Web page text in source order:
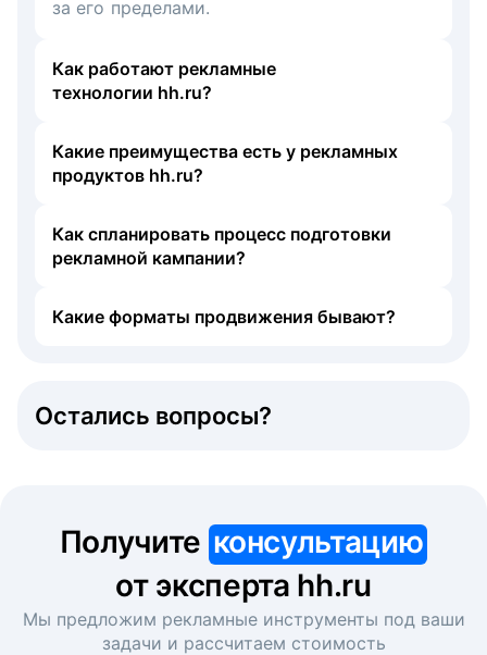
за его пределами.
Как работают рекламные
технологии hh.ru?
Какие преимущества есть у рекламных
продуктов hh.ru?
Как спланировать процесс подготовки
рекламной кампании?
Какие форматы продвижения бывают?
Остались вопросы?
Получите консультацию
от эксперта hh.ru
Мы предложим рекламные инструменты под ваши
задачи и рассчитаем стоимость